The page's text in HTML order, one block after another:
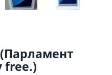
free.)